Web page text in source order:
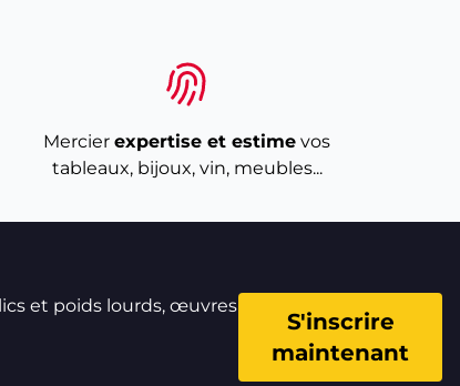
Mercier expertise et estime vos
tableaux, bijoux, vin, meubles...
et poids lourds, œuvres
S'inscrire
maintenant